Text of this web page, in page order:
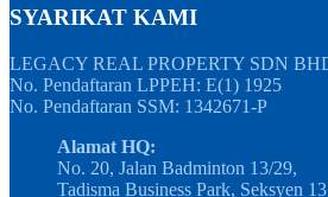
SYARIKAT KAMI
LEGACY REAL PROPERTY SDN
No. Pendaftaran LPPEH: E(1) 1925
No. Pendaftaran SSM: 1342671-P
Alamat HQ:
No. 20, Jalan Badminton 13/29,
Tadisma Business Park, Seksyen 13